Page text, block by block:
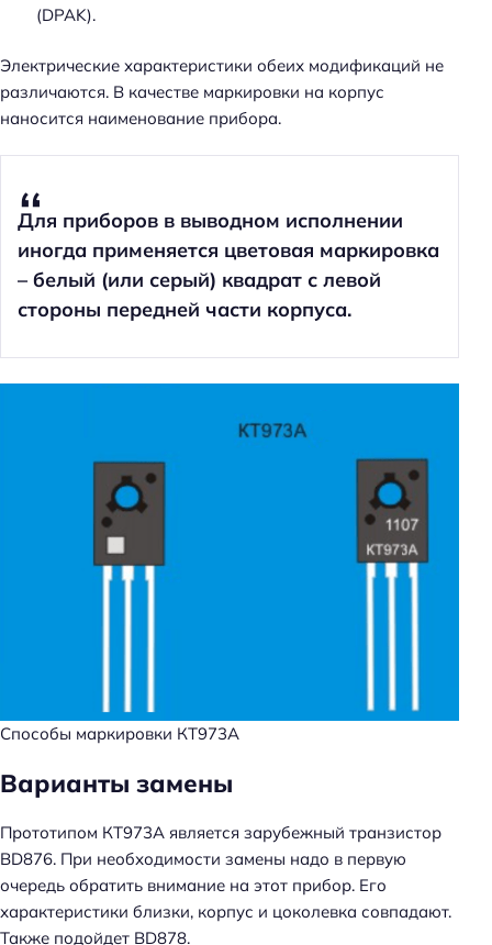
(DPAK).
Электрические характеристики обеих модификаций не
различаются. В качестве маркировки на корпус
наносится наименование прибора.
Для приборов в выводном исполнении
иногда применяется цветовая маркировка
– белый (или серый) квадрат с левой
стороны передней части корпуса.
Способы маркировки КТ973А
Варианты замены
Прототипом КТ973А является зарубежный транзистор
BD876. При необходимости замены надо в первую
очередь обратить внимание на этот прибор. Его
характеристики близки, корпус и цоколевка совпадают.
Также подойдет BD878.